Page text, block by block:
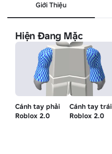
Giới Thiệu
Hiện Đang Mặc
Cánh tay phải
Roblox 2.0
Cánh tay trái
Roblox 2.0